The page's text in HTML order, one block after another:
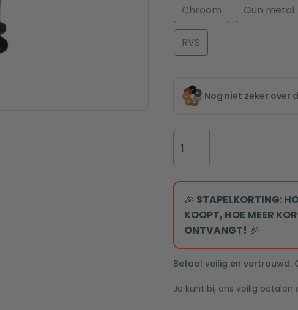
Chroom
Gun metal
RVS
Nog niet zeker over
3L
softclose
mat
zwart
aantal
🎉 STAPELKORTING:
KOOPT, HOE MEER
ONTVANGT! 🎉
Betaal veilig en vertrouwd.
Je kunt bij ons veilig betalen